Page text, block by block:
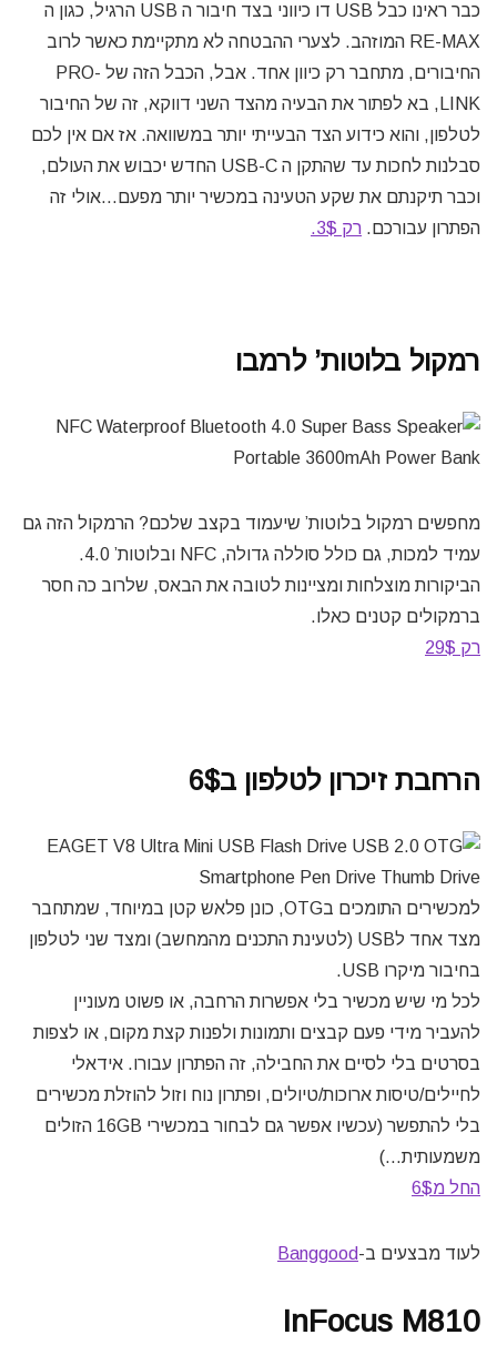
כבר ראינו כבל USB דו כיווני בצד חיבור ה USB הרגיל, כגון ה
RE-MAX המוזהב. לצערי ההבטחה לא מתקיימת כאשר לרוב
החיבורים, מתחבר רק כיוון אחד. אבל, הכבל הזה של PRO-
LINK, בא לפתור את הבעיה מהצד השני דווקא, זה של החיבור
לטלפון, והוא כידוע הצד הבעייתי יותר במשוואה. אז אם אין לכם
סבלנות לחכות עד שהתקן ה USB-C החדש יכבוש את העולם,
וכבר תיקנתם את שקע הטעינה במכשיר יותר מפעם…אולי זה
הפתרון עבורכם. רק 3$.
רמקול בלוטות’ לרמבו
מחפשים רמקול בלוטות’ שיעמוד בקצב שלכם? הרמקול הזה גם
עמיד למכות, גם כולל סוללה גדולה, NFC ובלוטות’ 4.0.
הביקורות מוצלחות ומציינות לטובה את הבאס, שלרוב כה חסר
ברמקולים קטנים כאלו.
רק 29$
הרחבת זיכרון לטלפון ב6$
למכשירים התומכים בOTG, כונן פלאש קטן במיוחד, שמתחבר
מצד אחד לUSB (לטעינת התכנים מהמחשב) ומצד שני לטלפון
בחיבור מיקרו USB.
לכל מי שיש מכשיר בלי אפשרות הרחבה, או פשוט מעוניין
להעביר מידי פעם קבצים ותמונות ולפנות קצת מקום, או לצפות
בסרטים בלי לסיים את החבילה, זה הפתרון עבורו. אידאלי
לחיילים/טיסות ארוכות/טיולים, ופתרון נוח וזול להוזלת מכשירים
בלי להתפשר (עכשיו אפשר גם לבחור במכשירי 16GB הזולים
משמעותית…)
החל מ6$
לעוד מבצעים ב-Banggood
InFocus M810